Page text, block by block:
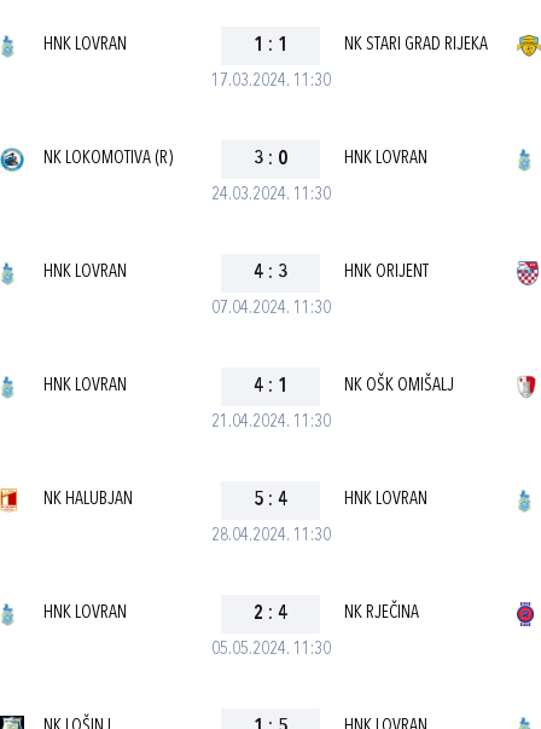
17.03.2024. 11:30
HNK LOVRAN 1 : 1 NK STARI GRAD RIJEKA
24.03.2024. 11:30
NK LOKOMOTIVA (R) 3 : 0 HNK LOVRAN
07.04.2024. 11:30
HNK LOVRAN 4 : 3 HNK ORIJENT
21.04.2024. 11:30
HNK LOVRAN 4 : 1 NK OŠK OMIŠALJ
28.04.2024. 11:30
NK HALUBJAN 5 : 4 HNK LOVRAN
05.05.2024. 11:30
HNK LOVRAN 2 : 4 NK RJEČINA